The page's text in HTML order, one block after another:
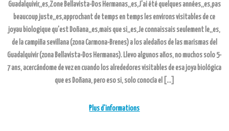
Guadalquivir,,es,Zone Bellavista-Dos Hermanas,,es,J'ai été quelques années,,es,pas
beaucoup juste,,es,approchant de temps en temps les environs visitables de ce
joyau biologique qu'est Doñana,,es,mais que si,,es,Je connaissais seulement le,,es,
de la campiña sevillana (zona Carmona-Brenes) a los aledaños de las marismas del
Guadalquivir (zona Bellavista-Dos Hermanas). Llevo algunos años, no muchos solo 5-
7 ans, acercándome de vez en cuando los alrededores visitables de esa joya biológica
que es Doñana, pero eso si, solo conocía el […]
Plus d'informations